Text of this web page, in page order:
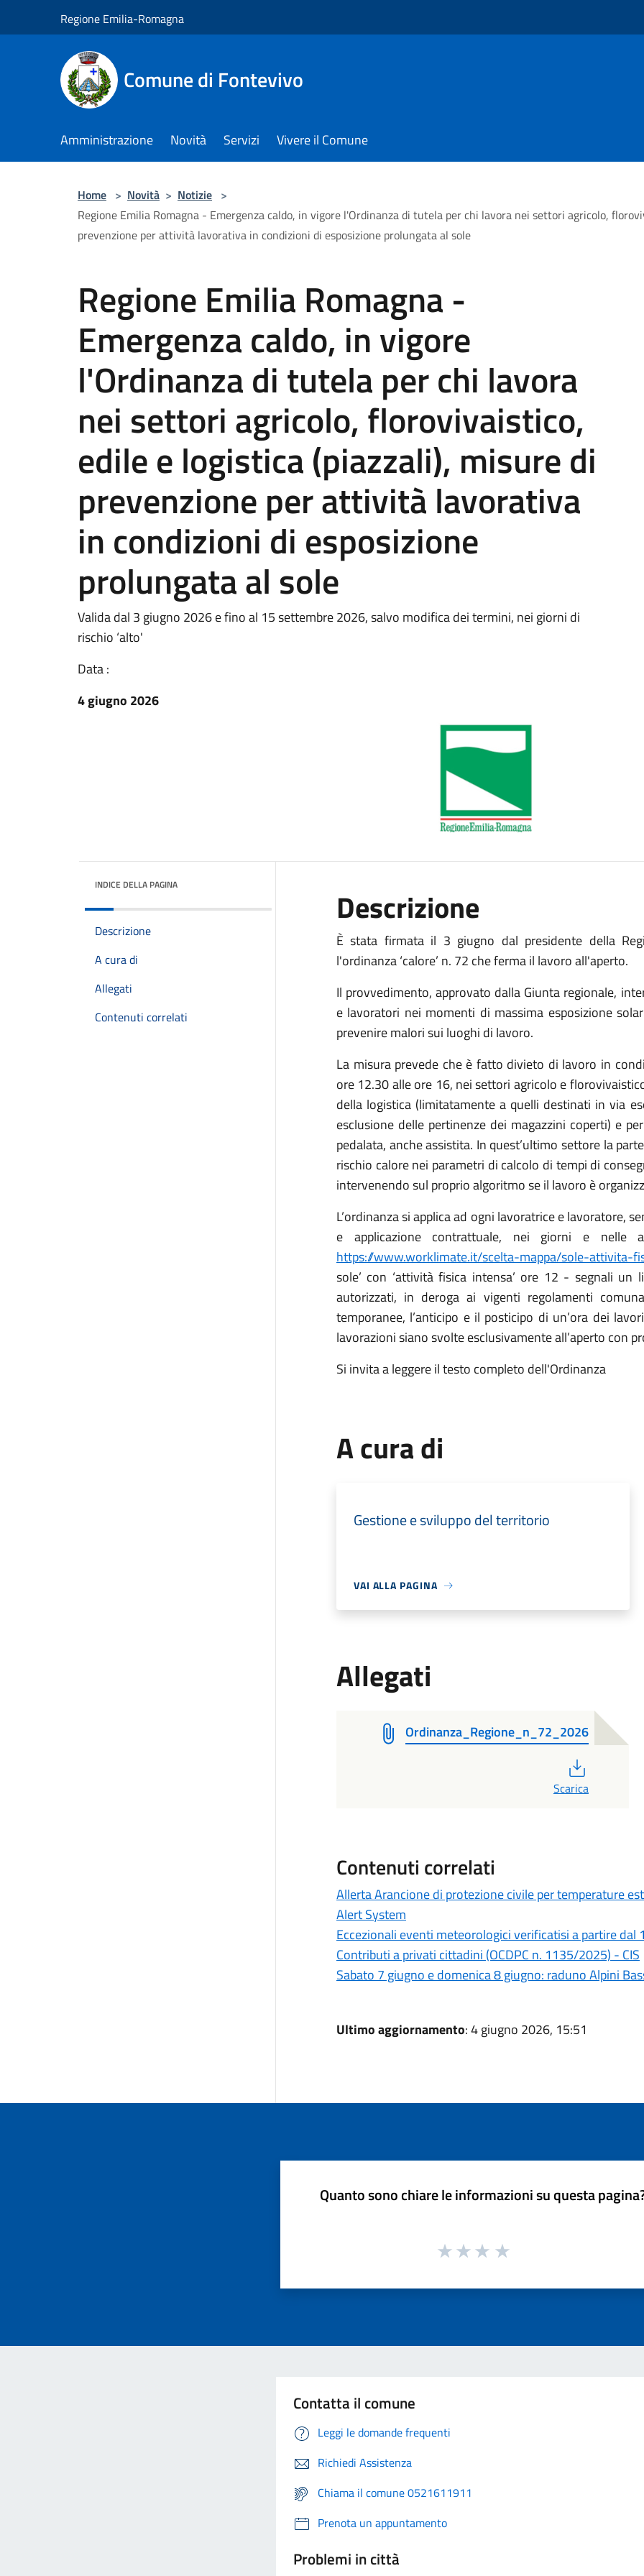
Regione Emilia-Romagna
Comune di Fontevivo
Amministrazione Novità Servizi Vivere il Comune
Home > Novità > Notizie >
Regione Emilia Romagna - Emergenza caldo, in vigore l'Ordinanza di tutela per chi lavora nei settori agricolo,
prevenzione per attività lavorativa in condizioni di esposizione prolungata al sole
Regione Emilia Romagna -
Emergenza caldo, in vigore
l'Ordinanza di tutela per chi lavora
nei settori agricolo, florovivaistico,
edile e logistica (piazzali), misure di
prevenzione per attività lavorativa
in condizioni di esposizione
prolungata al sole
Valida dal 3 giugno 2026 e fino al 15 settembre 2026, salvo modifica dei termini, nei giorni di
rischio ‘alto'
Data :
4 giugno 2026
INDICE DELLA PAGINA
Descrizione
A cura di
Allegati
Contenuti correlati
Descrizione
È stata firmata il 3 giugno dal presidente della
l'ordinanza ‘calore’ n. 72 che ferma il lavoro all'aperto.
Il provvedimento, approvato dalla Giunta regionale,
e lavoratori nei momenti di massima esposizione
prevenire malori sui luoghi di lavoro.
La misura prevede che è fatto divieto di lavoro in
ore 12.30 alle ore 16, nei settori agricolo e
della logistica (limitatamente a quelli destinati in via
esclusione delle pertinenze dei magazzini coperti) e
pedalata, anche assistita. In quest’ultimo settore la
rischio calore nei parametri di calcolo di tempi di
intervenendo sul proprio algoritmo se il lavoro è
L’ordinanza si applica ad ogni lavoratrice e lavoratore,
e applicazione contrattuale, nei giorni e
https://www.worklimate.it/scelta-mappa/sole-attivita-
sole’ con ‘attività fisica intensa’ ore 12 - segnali un
autorizzati, in deroga ai vigenti regolamenti
temporanee, l’anticipo e il posticipo di un’ora dei
lavorazioni siano svolte esclusivamente all’aperto con
Si invita a leggere il testo completo dell'Ordinanza
A cura di
Gestione e sviluppo del territorio
VAI ALLA PAGINA
Allegati
Ordinanza_Regione_n_72_2026
Scarica
Contenuti correlati
Allerta Arancione di protezione civile per temperature
Alert System
Eccezionali eventi meteorologici verificatisi a partire
Contributi a privati cittadini (OCDPC n. 1135/2025) - CIS
Sabato 7 giugno e domenica 8 giugno: raduno Alpini
Ultimo aggiornamento: 4 giugno 2026, 15:51
Quanto sono chiare le informazioni su questa
Contatta il comune
Leggi le domande frequenti
Richiedi Assistenza
Chiama il comune 0521611911
Prenota un appuntamento
Problemi in città